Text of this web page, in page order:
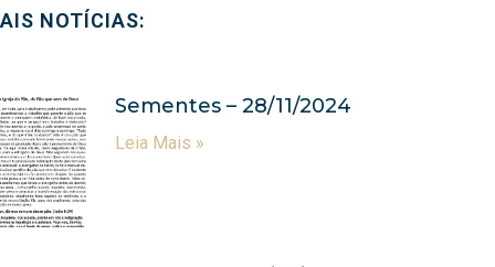
NOTÍCIAS:
Sementes – 28/11/2024
Leia Mais »